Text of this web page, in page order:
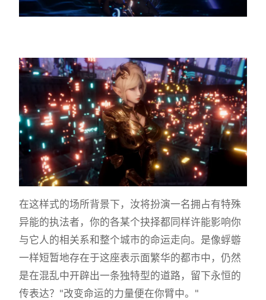
在这样式的场所背景下，汝将扮演一名拥占有特殊
异能的执法者，你的各某个抉择都同样许能影响你
与它人的相关系和整个城市的命运走向。是像蜉蝣
一样短暂地存在于这座表示面繁华的都市中，仍然
是在混乱中开辟出一条独特型的道路，留下永恒的
传表达？"改变命运的力量便在你臂中。"